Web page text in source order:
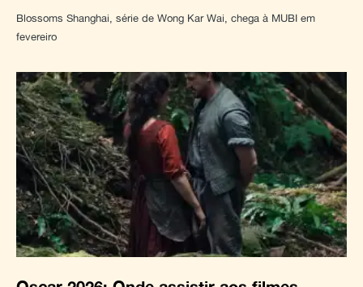
Blossoms Shanghai, série de Wong Kar Wai, chega à MUBI em
fevereiro